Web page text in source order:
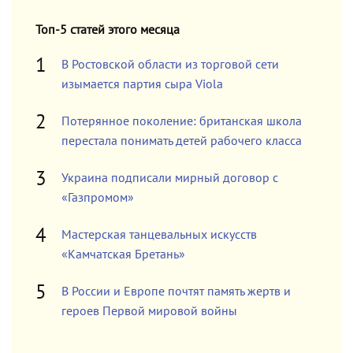
Топ-5 статей этого месяца
В Ростовской области из торговой сети
изымается партия сыра Viola
Потерянное поколение: британская школа
перестала понимать детей рабочего класса
Украина подписали мирный договор с
«Газпромом»
Мастерская танцевальных искусств
«Камчатская Бретань»
В России и Европе почтят память жертв и
героев Первой мировой войны